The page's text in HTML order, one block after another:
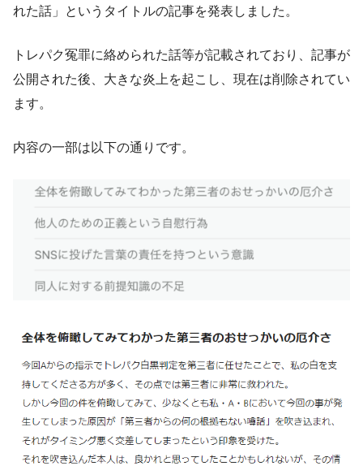
れた話」というタイトルの記事を発表しました。
トレパク冤罪に絡められた話等が記載されており、記事が
公開された後、大きな炎上を起こし、現在は削除されてい
ます。
内容の一部は以下の通りです。